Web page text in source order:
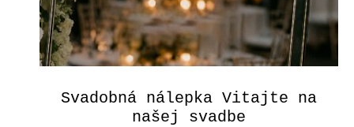
Svadobná nálepka Vitajte na
našej svadbe